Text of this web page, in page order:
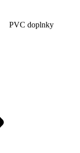
PVC doplnky